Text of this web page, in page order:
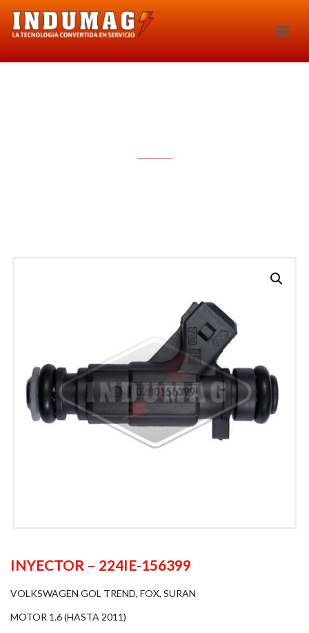
INYECTOR – 224IE-156399
VOLKSWAGEN GOL TREND, FOX, SURAN
MOTOR 1.6 (HASTA 2011)